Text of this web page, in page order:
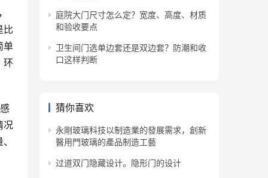
比
单
环
况
庭院大门尺寸怎么定？宽度、高度、材质
和验收要点
卫生间门选单边套还是双边套？防潮和收
口这样判断
猜你喜欢
永剛玻璃科技以制造業的發展需求，創新
醫用門玻璃的產品制造工藝
过道双门隐藏设计。隐形门的设计